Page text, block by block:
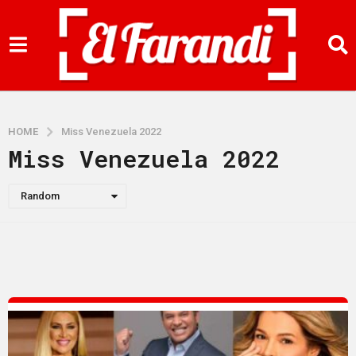
HOME Miss Venezuela 2022
Miss Venezuela 2022
Random